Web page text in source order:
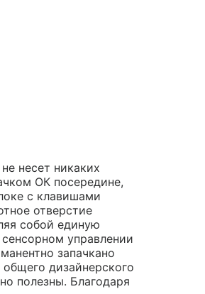
несет никаких
ОК посередине,
с клавишами
отверстие
собой единую
управлении
запачкано
дизайнерского
полезны. Благодаря